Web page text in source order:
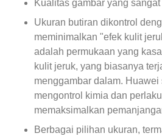
Kualitas gambar yang
Ukuran butiran dikontrol
meminimalkan "efek kulit
adalah permukaan yang
kulit jeruk, yang biasanya
menggambar dalam. Huawei
mengontrol kimia dan
memaksimalkan
Berbagai pilihan ukuran,